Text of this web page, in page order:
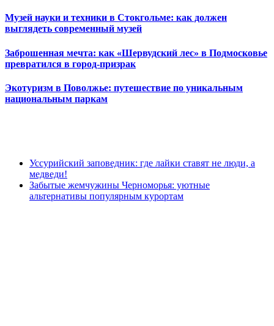
Музей науки и техники в Стокгольме: как должен
выглядеть современный музей
Заброшенная мечта: как «Шервудский лес» в Подмосковье
превратился в город-призрак
Экотуризм в Поволжье: путешествие по уникальным
национальным паркам
Уссурийский заповедник: где лайки ставят не люди, а
медведи!
Забытые жемчужины Черноморья: уютные
альтернативы популярным курортам